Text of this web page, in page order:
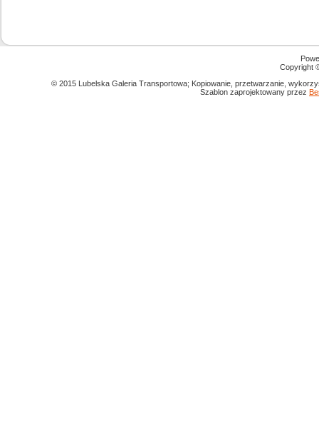
Copyright
© 2015 Lubelska Galeria Transportowa; Kopiowanie, przetwarzanie,
Szablon zaprojektowany przez